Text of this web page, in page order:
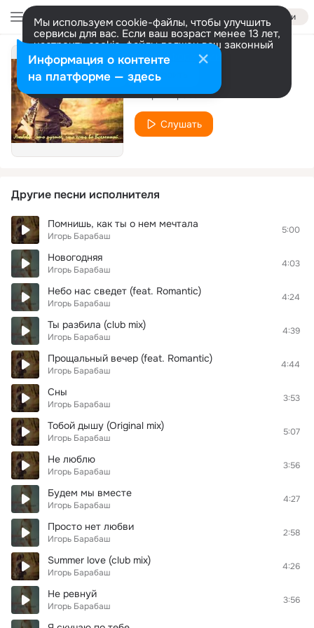
Войти
Мы используем cookie-файлы, чтобы улучшить
сервисы для вас. Если ваш возраст менее 13 лет,
настроить cookie-файлы должен ваш законный
представитель. Больше информации
Разрешить все Настроить
Любовь (club mix)
Игорь Барабаш
Слушать
Другие песни исполнителя
Помнишь, как ты о нем мечтала
Игорь Барабаш
5:00
Новогодняя
Игорь Барабаш
4:03
Небо нас сведет (feat. Romantic)
Игорь Барабаш
4:24
Ты разбила (club mix)
Игорь Барабаш
4:39
Прощальный вечер (feat. Romantic)
Игорь Барабаш
4:44
Сны
Игорь Барабаш
3:53
Тобой дышу (Original mix)
Игорь Барабаш
5:07
Не люблю
Игорь Барабаш
3:56
Будем мы вместе
Игорь Барабаш
4:27
Просто нет любви
Игорь Барабаш
2:58
Summer love (club mix)
Игорь Барабаш
4:26
Не ревнуй
Игорь Барабаш
3:56
Информация о контенте
на платформе — здесь